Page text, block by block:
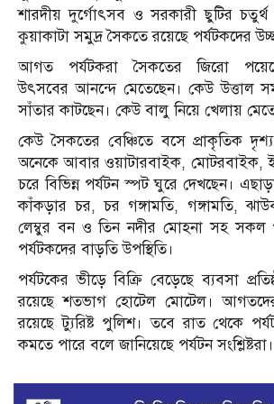
শারদীয় দুর্গোৎসব ও সরকারী ছুটির চতুর্থ
কুয়াকাটা সমুদ্র সৈকতে রয়েছে পর্যটকদের
আগত পর্যটকরা সৈকতের জিরো
উৎসবের আনন্দে মেতেছেন। কেউ উত্তাল
সাঁতার কাটছেন। কেউ বালু নিয়ে খেলায়
কেউ সৈকতের বেঞ্চিতে বসে প্রাকৃতিক
অনেকে আবার ওয়াটারবাইক, মোটরবাইক,
চরে বিভিন্ন পর্যটন স্পট ঘুরে দেখছেন।
কাঁকড়ার চর, চর গঙ্গামতি, গঙ্গামতি,
লেম্বুর বন ও তিন নদীর মোহনা সহ সকল
পর্যটকদের বাড়তি উপস্থিতি।
পর্যটকের ভীড়ে বিক্রি বেড়েছে ব্যবসা
রয়েছে শতভাগ হোটেল মোটেল। আগতদের
রয়েছে ট্যুরিষ্ট পুলিশ। তবে রাত থেকে
কমতে পারে বলে জানিয়েছে পর্যটন সংশ্লিষ্টরা।